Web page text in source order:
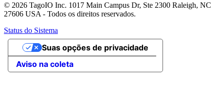
© 2026 TagoIO Inc. 1017 Main Campus Dr, Ste 2300 Raleigh, NC
27606 USA - Todos os direitos reservados.
Status do Sistema
Aviso na coleta
Suas opções de privacidade